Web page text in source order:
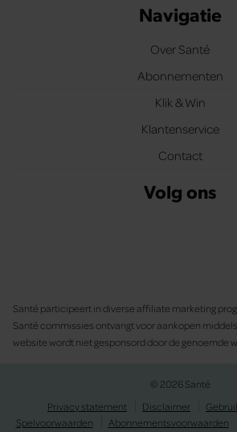
Navigatie
Over Santé
Abonnementen
Klik & Win
Klantenservice
Contact
Volg ons
Santé participeert in diverse affiliate marketing
Santé commissies ontvangt voor aankopen
website wordt niet gesponsord door de genoemde
© 2026 Santé
Privacy statement
Disclaimer
Spelvoorwaarden
Abonnementsvoorwaarden